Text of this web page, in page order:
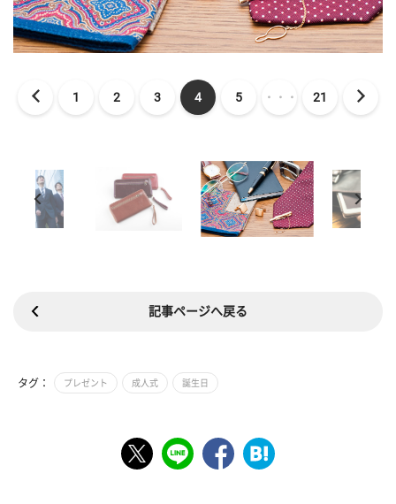
1 2 3 4 5 ・・・ 21
記事ページへ戻る
タグ： プレゼント 成人式 誕生日